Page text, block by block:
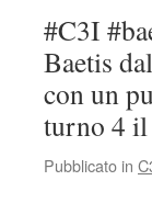
#C3I
Baetis
con un
turno 4 il
Pubblicato in